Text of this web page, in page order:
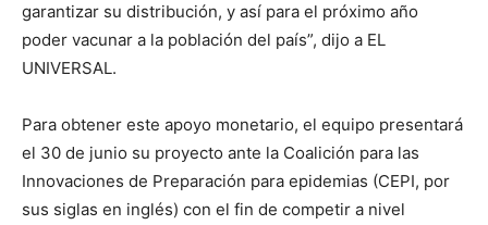
garantizar su distribución, y así para el próximo año
poder vacunar a la población del país”, dijo a EL
UNIVERSAL.
Para obtener este apoyo monetario, el equipo presentará
el 30 de junio su proyecto ante la Coalición para las
Innovaciones de Preparación para epidemias (CEPI, por
sus siglas en inglés) con el fin de competir a nivel